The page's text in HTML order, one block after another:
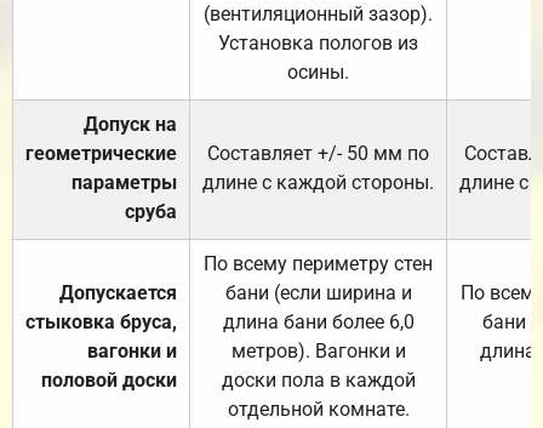
(вентиляционный зазор).
Установка пологов из
осины.
Допуск на
геометрические
параметры
сруба
Составляет +/- 50 мм по
длине с каждой стороны.
длине с
Допускается
стыковка бруса,
вагонки и
половой доски
По всему периметру стен
бани (если ширина и
длина бани более 6,0
метров). Вагонки и
доски пола в каждой
отдельной комнате.
По
бани
длина